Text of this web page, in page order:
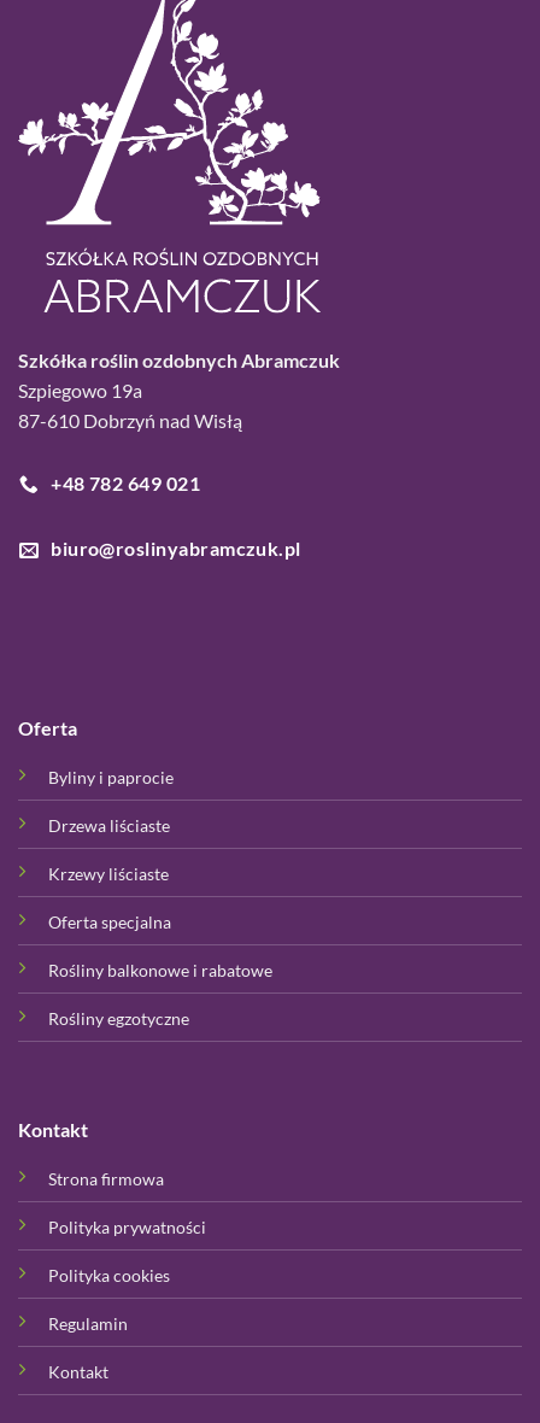
Szkółka roślin ozdobnych Abramczuk
Szpiegowo 19a
87-610 Dobrzyń nad Wisłą
+48 782 649 021
biuro@roslinyabramczuk.pl
Oferta
Byliny i paprocie
Drzewa liściaste
Krzewy liściaste
Oferta specjalna
Rośliny balkonowe i rabatowe
Rośliny egzotyczne
Kontakt
Strona firmowa
Polityka prywatności
Polityka cookies
Regulamin
Kontakt